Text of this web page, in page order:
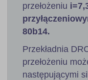
przełożeniu
80b14.
Przekładnia
przełożeniu
następującymi